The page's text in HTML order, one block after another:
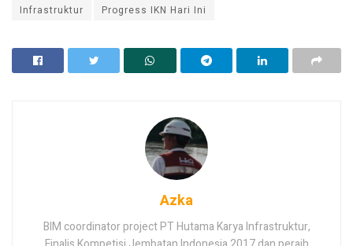
Infrastruktur
Progress IKN Hari Ini
Azka
BIM coordinator project PT Hutama Karya Infrastruktur,